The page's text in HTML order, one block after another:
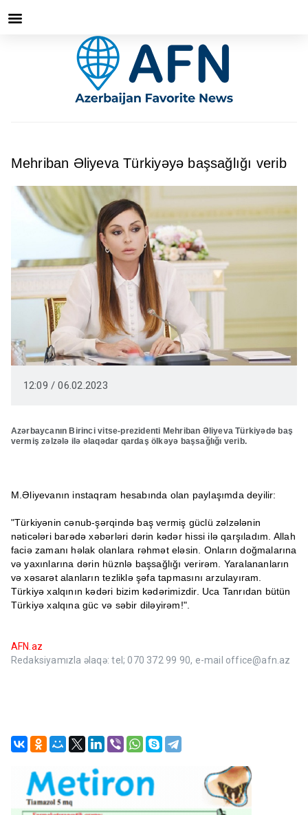
Mehriban Əliyeva Türkiyəyə başsağlığı verib
12:09 / 06.02.2023
Azərbaycanın Birinci vitse-prezidenti Mehriban Əliyeva Türkiyədə baş
vermiş zəlzələ ilə əlaqədar qardaş ölkəyə başsağlığı verib.
M.Əliyevanın instaqram hesabında olan paylaşımda deyilir:
"Türkiyənin cənub-şərqində baş vermiş güclü zəlzələnin
nəticələri barədə xəbərləri dərin kədər hissi ilə qarşıladım. Allah
faciə zamanı həlak olanlara rəhmət eləsin. Onların doğmalarına
və yaxınlarına dərin hüznlə başsağlığı verirəm. Yaralananların
və xəsarət alanların tezliklə şəfa tapmasını arzulayıram.
Türkiyə xalqının kədəri bizim kədərimizdir. Uca Tanrıdan bütün
Türkiyə xalqına güc və səbir diləyirəm!".
AFN.az
Redaksiyamızla əlaqə: tel; 070 372 99 90, e-mail office@afn.az